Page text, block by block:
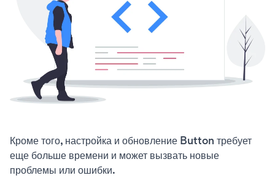
Кроме того, настройка и обновление Button требует
еще больше времени и может вызвать новые
проблемы или ошибки.